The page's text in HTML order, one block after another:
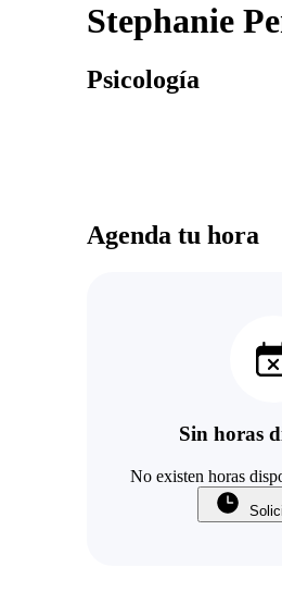
Stephanie
Psicología
Agenda tu hora
Sin horas
No existen horas